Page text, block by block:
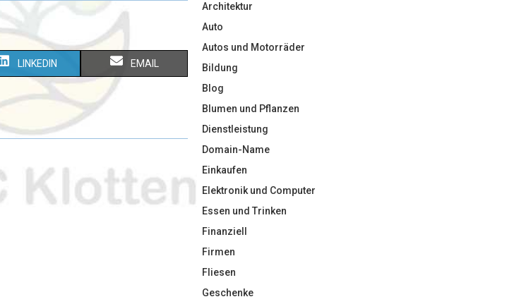
LINKEDIN EMAIL
Architektur
Auto
Autos und Motorräder
Bildung
Blog
Blumen und Pflanzen
Dienstleistung
Domain-Name
Einkaufen
Elektronik und Computer
Essen und Trinken
Finanziell
Firmen
Fliesen
Geschenke